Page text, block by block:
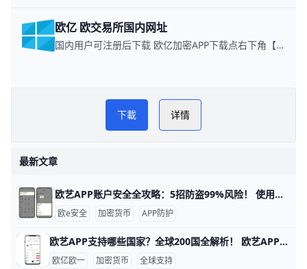
欧亿 欧交易所国内网址
国内用户可注册后下载 欧亿加密APP下载点右下角【APP下载】联系客服 每日更新可用链接
易配区币圈网PLAY NOW
欧亿交易所
最新文章
欧艺APP账户安全全攻略：5招防盗99%风险！ 使用欧艺APP时，账户安全非常重要。欧艺APP（也叫OK交易所鸥易）是热门的加密货币交易平台，每天有数百万用户登录交易。根据官方数据，开启安全设置的用户，账户被盗风险可降低90%以上。 比如，如果你忘记设置双重验证，坏人可能用猜到的密码直接登录，但设置后他们就进不去了。​
欧e安全 加密货币 APP防护
欧艺APP支持哪些国家？全球200国全解析！ 欧艺APP（也就是O易Oyi的交易应用）支持全球近200个国家和地区使用，但有些地方因为监管规则有限制。 比如亚洲的用户在越南、菲律宾、泰国、新加坡、中国香港、台湾、韩国和日本这些地方都能正常下载、注册和交易。 欧洲用户如英国、法国、西班牙、荷兰和俄罗斯也能轻松使用，支持法币充值和多种加密货币买卖。
欧亿欧一 加密货币 全球支持